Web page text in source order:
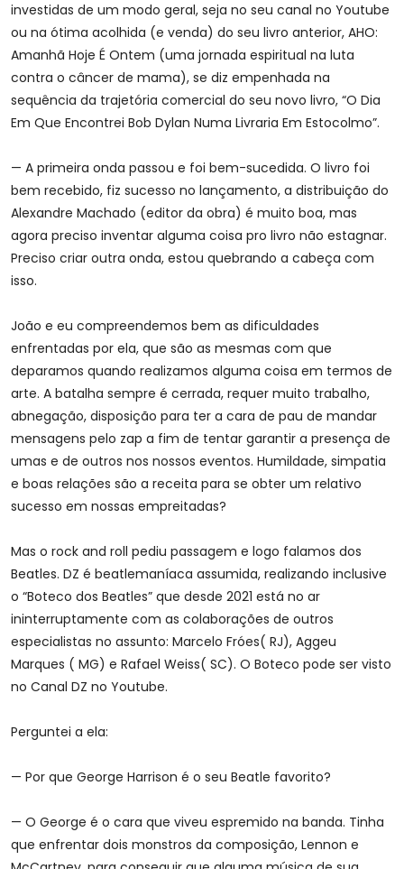
investidas de um modo geral, seja no seu canal no Youtube
ou na ótima acolhida (e venda) do seu livro anterior, AHO:
Amanhã Hoje É Ontem (uma jornada espiritual na luta
contra o câncer de mama), se diz empenhada na
sequência da trajetória comercial do seu novo livro, “O Dia
Em Que Encontrei Bob Dylan Numa Livraria Em Estocolmo”.
— A primeira onda passou e foi bem-sucedida. O livro foi
bem recebido, fiz sucesso no lançamento, a distribuição do
Alexandre Machado (editor da obra) é muito boa, mas
agora preciso inventar alguma coisa pro livro não estagnar.
Preciso criar outra onda, estou quebrando a cabeça com
isso.
João e eu compreendemos bem as dificuldades
enfrentadas por ela, que são as mesmas com que
deparamos quando realizamos alguma coisa em termos de
arte. A batalha sempre é cerrada, requer muito trabalho,
abnegação, disposição para ter a cara de pau de mandar
mensagens pelo zap a fim de tentar garantir a presença de
umas e de outros nos nossos eventos. Humildade, simpatia
e boas relações são a receita para se obter um relativo
sucesso em nossas empreitadas?
Mas o rock and roll pediu passagem e logo falamos dos
Beatles. DZ é beatlemaníaca assumida, realizando inclusive
o “Boteco dos Beatles” que desde 2021 está no ar
ininterruptamente com as colaborações de outros
especialistas no assunto: Marcelo Fróes( RJ), Aggeu
Marques ( MG) e Rafael Weiss( SC). O Boteco pode ser visto
no Canal DZ no Youtube.
Perguntei a ela:
— Por que George Harrison é o seu Beatle favorito?
— O George é o cara que viveu espremido na banda. Tinha
que enfrentar dois monstros da composição, Lennon e